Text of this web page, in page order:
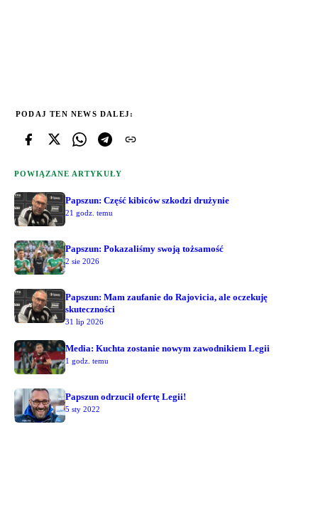
PODAJ TEN NEWS DALEJ:
POWIĄZANE ARTYKUŁY
Papszun: Część kibiców szkodzi drużynie
21 godz. temu
Papszun: Pokazaliśmy swoją tożsamość
2 sie 2026
Papszun: Mam zaufanie do Rajovicia, ale oczekuję
skuteczności
31 lip 2026
Media: Kuchta zostanie nowym zawodnikiem Legii
1 godz. temu
Papszun odrzucił ofertę Legii!
5 sty 2022